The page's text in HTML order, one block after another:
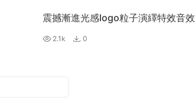
震撼漸進光感logo粒子演繹特效音效
2.1k 0